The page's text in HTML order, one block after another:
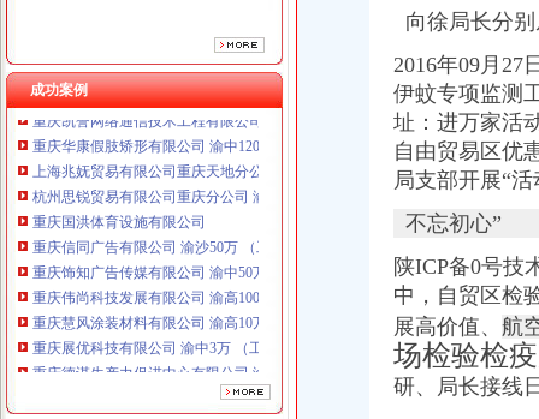
成功案例
重庆展优科技有限公司 渝中3万 （工商注册）
重庆德谋生产力促进中心有限公司 渝大10万 （工商注册）
重庆凯誉网络通信技术工程有限公司渝中分公司 （工商注册）
重庆华康假肢矫形有限公司 渝中120万 （增资）
上海兆妩贸易有限公司重庆天地分公司 渝中 （工商注册）
杭州思锐贸易有限公司重庆分公司 渝中 （工商注册）
重庆国洪体育设施有限公司
重庆信同广告有限公司 渝沙50万 （工商注册）
重庆饰知广告传媒有限公司 渝中50万 （工商注册）
重庆伟尚科技发展有限公司 渝高100万 （工商注册）
重庆慧风涂装材料有限公司 渝高10万 （工商注册）
重庆展优科技有限公司 渝中3万 （工商注册）
重庆德谋生产力促进中心有限公司 渝大10万 （工商注册）
重庆凯誉网络通信技术工程有限公司渝中分公司 （工商注册）
重庆华康假肢矫形有限公司 渝中120万 （增资）
向徐局长分
2016年09月
伊蚊专项监测
址：进万家活
自由贸易区优
局支部开展“
不忘初心”
陕ICP备0号技
中，自贸区检
展高价值、 航
场检验检
研、局长接线